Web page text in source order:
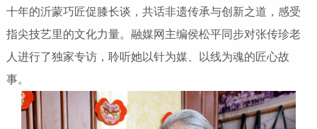
十年的沂蒙巧匠促膝长谈，共话非遗传承与创新之道，感受
指尖技艺里的文化力量。融媒网主编侯松平同步对张传珍老
人进行了独家专访，聆听她以针为媒、以线为魂的匠心故
事。